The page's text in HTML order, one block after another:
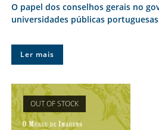
O papel dos conselhos gerais no
universidades públicas
Ler mais
OUT OF STOCK